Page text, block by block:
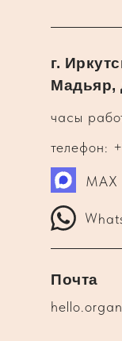
часы
г.
Мадьяр,
телефон:
MAX
Почта